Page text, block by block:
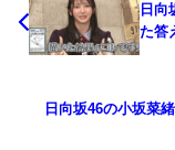
日向
た答
日向坂46の小坂菜